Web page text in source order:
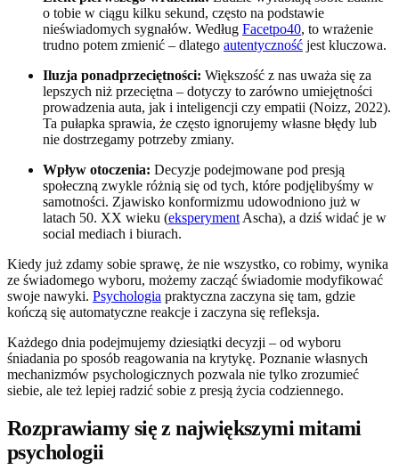
o tobie w ciągu kilku sekund, często na podstawie
nieświadomych sygnałów. Według Facetpo40, to wrażenie
trudno potem zmienić – dlatego autentyczność jest kluczowa.
Iluzja ponadprzeciętności: Większość z nas uważa się za
lepszych niż przeciętna – dotyczy to zarówno umiejętności
prowadzenia auta, jak i inteligencji czy empatii (Noizz, 2022).
Ta pułapka sprawia, że często ignorujemy własne błędy lub
nie dostrzegamy potrzeby zmiany.
Wpływ otoczenia: Decyzje podejmowane pod presją
społeczną zwykle różnią się od tych, które podjęlibyśmy w
samotności. Zjawisko konformizmu udowodniono już w
latach 50. XX wieku (eksperyment Ascha), a dziś widać je w
social mediach i biurach.
Kiedy już zdamy sobie sprawę, że nie wszystko, co robimy, wynika
ze świadomego wyboru, możemy zacząć świadomie modyfikować
swoje nawyki. Psychologia praktyczna zaczyna się tam, gdzie
kończą się automatyczne reakcje i zaczyna się refleksja.
Każdego dnia podejmujemy dziesiątki decyzji – od wyboru
śniadania po sposób reagowania na krytykę. Poznanie własnych
mechanizmów psychologicznych pozwala nie tylko zrozumieć
siebie, ale też lepiej radzić sobie z presją życia codziennego.
Rozprawiamy się z największymi mitami
psychologii